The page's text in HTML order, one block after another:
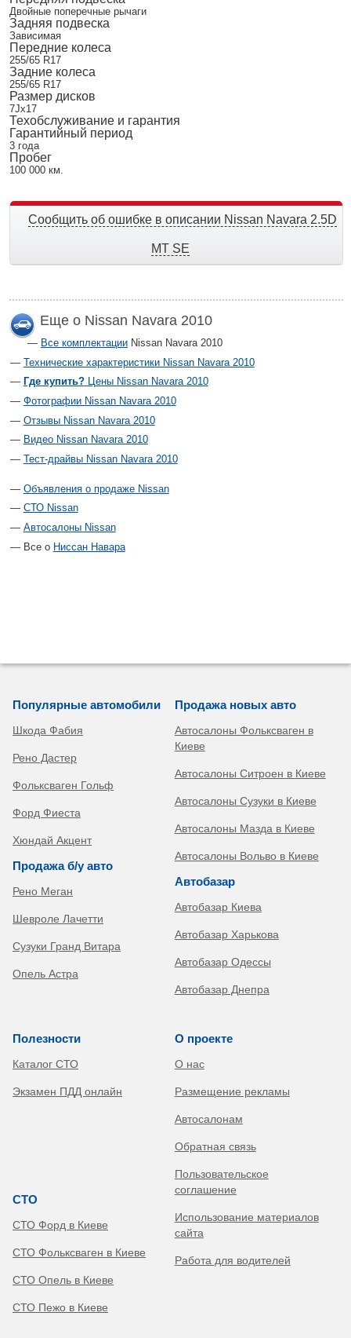
Двойные поперечные рычаги
Задняя подвеска
Зависимая
Передние колеса
255/65 R17
Задние колеса
255/65 R17
Размер дисков
7Jx17
Техобслуживание и гарантия
Гарантийный период
3 года
Пробег
100 000 км.
Сообщить об ошибке в описании Nissan Navara 2.5D
MT SE
Еще о Nissan Navara 2010
Все комплектации Nissan Navara 2010
Технические характеристики Nissan Navara 2010
Где купить?Цены Nissan Navara 2010
Фотографии Nissan Navara 2010
Отзывы Nissan Navara 2010
Видео Nissan Navara 2010
Тест-драйвы Nissan Navara 2010
Объявления о продаже Nissan
СТО Nissan
Автосалоны Nissan
Все о Ниссан Навара
Популярные автомобили
Шкода Фабия
Рено Дастер
Фольксваген Гольф
Форд Фиеста
Хюндай Акцент
Продажа б/у авто
Рено Меган
Шевроле Лачетти
Сузуки Гранд Витара
Опель Астра
Продажа новых авто
Автосалоны Фольксваген в
Киеве
Автосалоны Ситроен в Киеве
Автосалоны Сузуки в Киеве
Автосалоны Мазда в Киеве
Автосалоны Вольво в Киеве
Автобазар
Автобазар Киева
Автобазар Харькова
Автобазар Одессы
Автобазар Днепра
Полезности
Каталог СТО
Экзамен ПДД онлайн
СТО
СТО Форд в Киеве
СТО Фольксваген в Киеве
СТО Опель в Киеве
СТО Пежо в Киеве
О проекте
О нас
Размещение рекламы
Автосалонам
Обратная связь
Пользовательское
соглашение
Использование материалов
сайта
Работа для водителей